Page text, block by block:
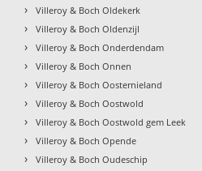
› Villeroy & Boch Oldekerk
› Villeroy & Boch Oldenzijl
› Villeroy & Boch Onderdendam
› Villeroy & Boch Onnen
› Villeroy & Boch Oosternieland
› Villeroy & Boch Oostwold
› Villeroy & Boch Oostwold gem Leek
› Villeroy & Boch Opende
› Villeroy & Boch Oudeschip